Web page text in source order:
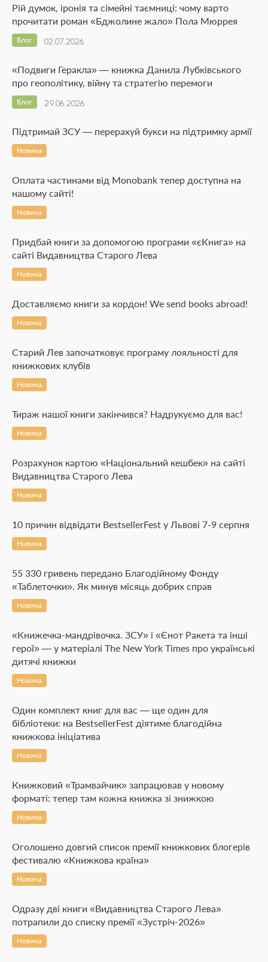
Рій думок, іронія та сімейні таємниці: чому варто
прочитати роман «Бджолине жало» Пола Мюррея
02.07.2026
Блог
«Подвиги Геракла» — книжка Данила Лубківського
про геополітику, війну та стратегію перемоги
29.06.2026
Блог
Підтримай ЗСУ — перерахуй букси на підтримку армії
Новина
Оплата частинами від Monobank тепер доступна на
нашому сайті!
Новина
Придбай книги за допомогою програми «єКнига» на
сайті Видавництва Старого Лева
Новина
Доставляємо книги за кордон! We send books abroad!
Новина
Старий Лев започатковує програму лояльності для
книжкових клубів
Новина
Тираж нашої книги закінчився? Надрукуємо для вас!
Новина
Розрахунок картою «Національний кешбек» на сайті
Видавництва Старого Лева
Новина
10 причин відвідати BestsellerFest у Львові 7-9 серпня
Новина
55 330 гривень передано Благодійному Фонду
«Таблеточки». Як минув місяць добрих справ
Новина
«Книжечка-мандрівочка. ЗСУ» і «Єнот Ракета та інші
герої» — у матеріалі The New York Times про українські
дитячі книжки
Новина
Один комплект книг для вас — ще один для
бібліотеки: на BestsellerFest діятиме благодійна
книжкова ініціатива
Новина
Книжковий «Трамвайчик» запрацював у новому
форматі: тепер там кожна книжка зі знижкою
Новина
Оголошено довгий список премії книжкових блогерів
фестивалю «Книжкова країна»
Новина
Одразу дві книги «Видавництва Старого Лева»
потрапили до списку премії «Зустріч-2026»
Новина